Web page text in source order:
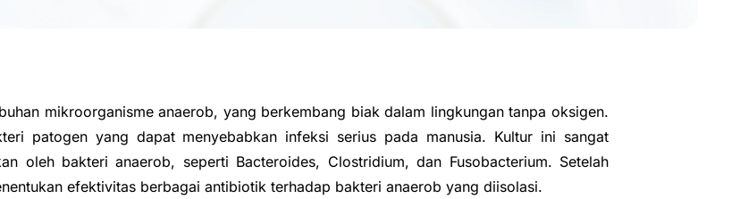
mikroorganisme anaerob, yang berkembang biak dalam lingkungan tanpa oksigen.
patogen yang dapat menyebabkan infeksi serius pada manusia. Kultur ini sangat
oleh bakteri anaerob, seperti Bacteroides, Clostridium, dan Fusobacterium. Setelah
efektivitas berbagai antibiotik terhadap bakteri anaerob yang diisolasi.